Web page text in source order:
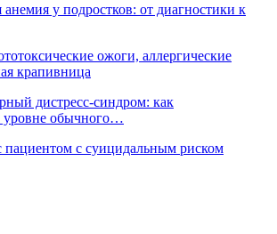
у подростков: от диагностики к
ожоги, аллергические
крапивница
дистресс-синдром: как
уровне обычного…
пациентом с суицидальным риском